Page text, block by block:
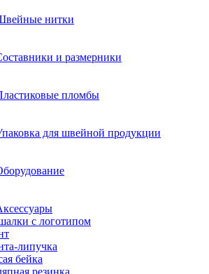
нитки
и размерники
пломбы
для швейной продукции
с логотипом
липучка
бейка
резинка